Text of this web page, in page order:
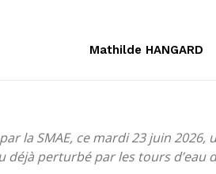
Mathilde HANGARD
la SMAE, ce mardi 23 juin 2026,
déjà perturbé par les tours d’eau